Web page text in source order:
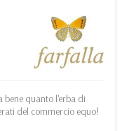
bene quanto l'erba di
del commercio equo!